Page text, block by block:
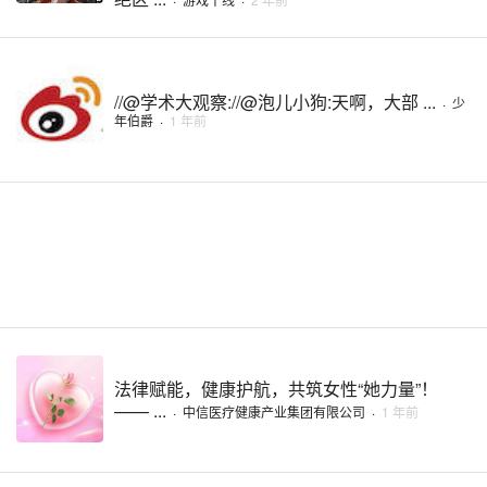
//@学术大观察://@泡儿小狗:天啊，大部 ... · 少
年伯爵 · 1 年前
法律赋能，健康护航，共筑女性“她力量”！
—— ... · 中信医疗健康产业集团有限公司 · 1 年前